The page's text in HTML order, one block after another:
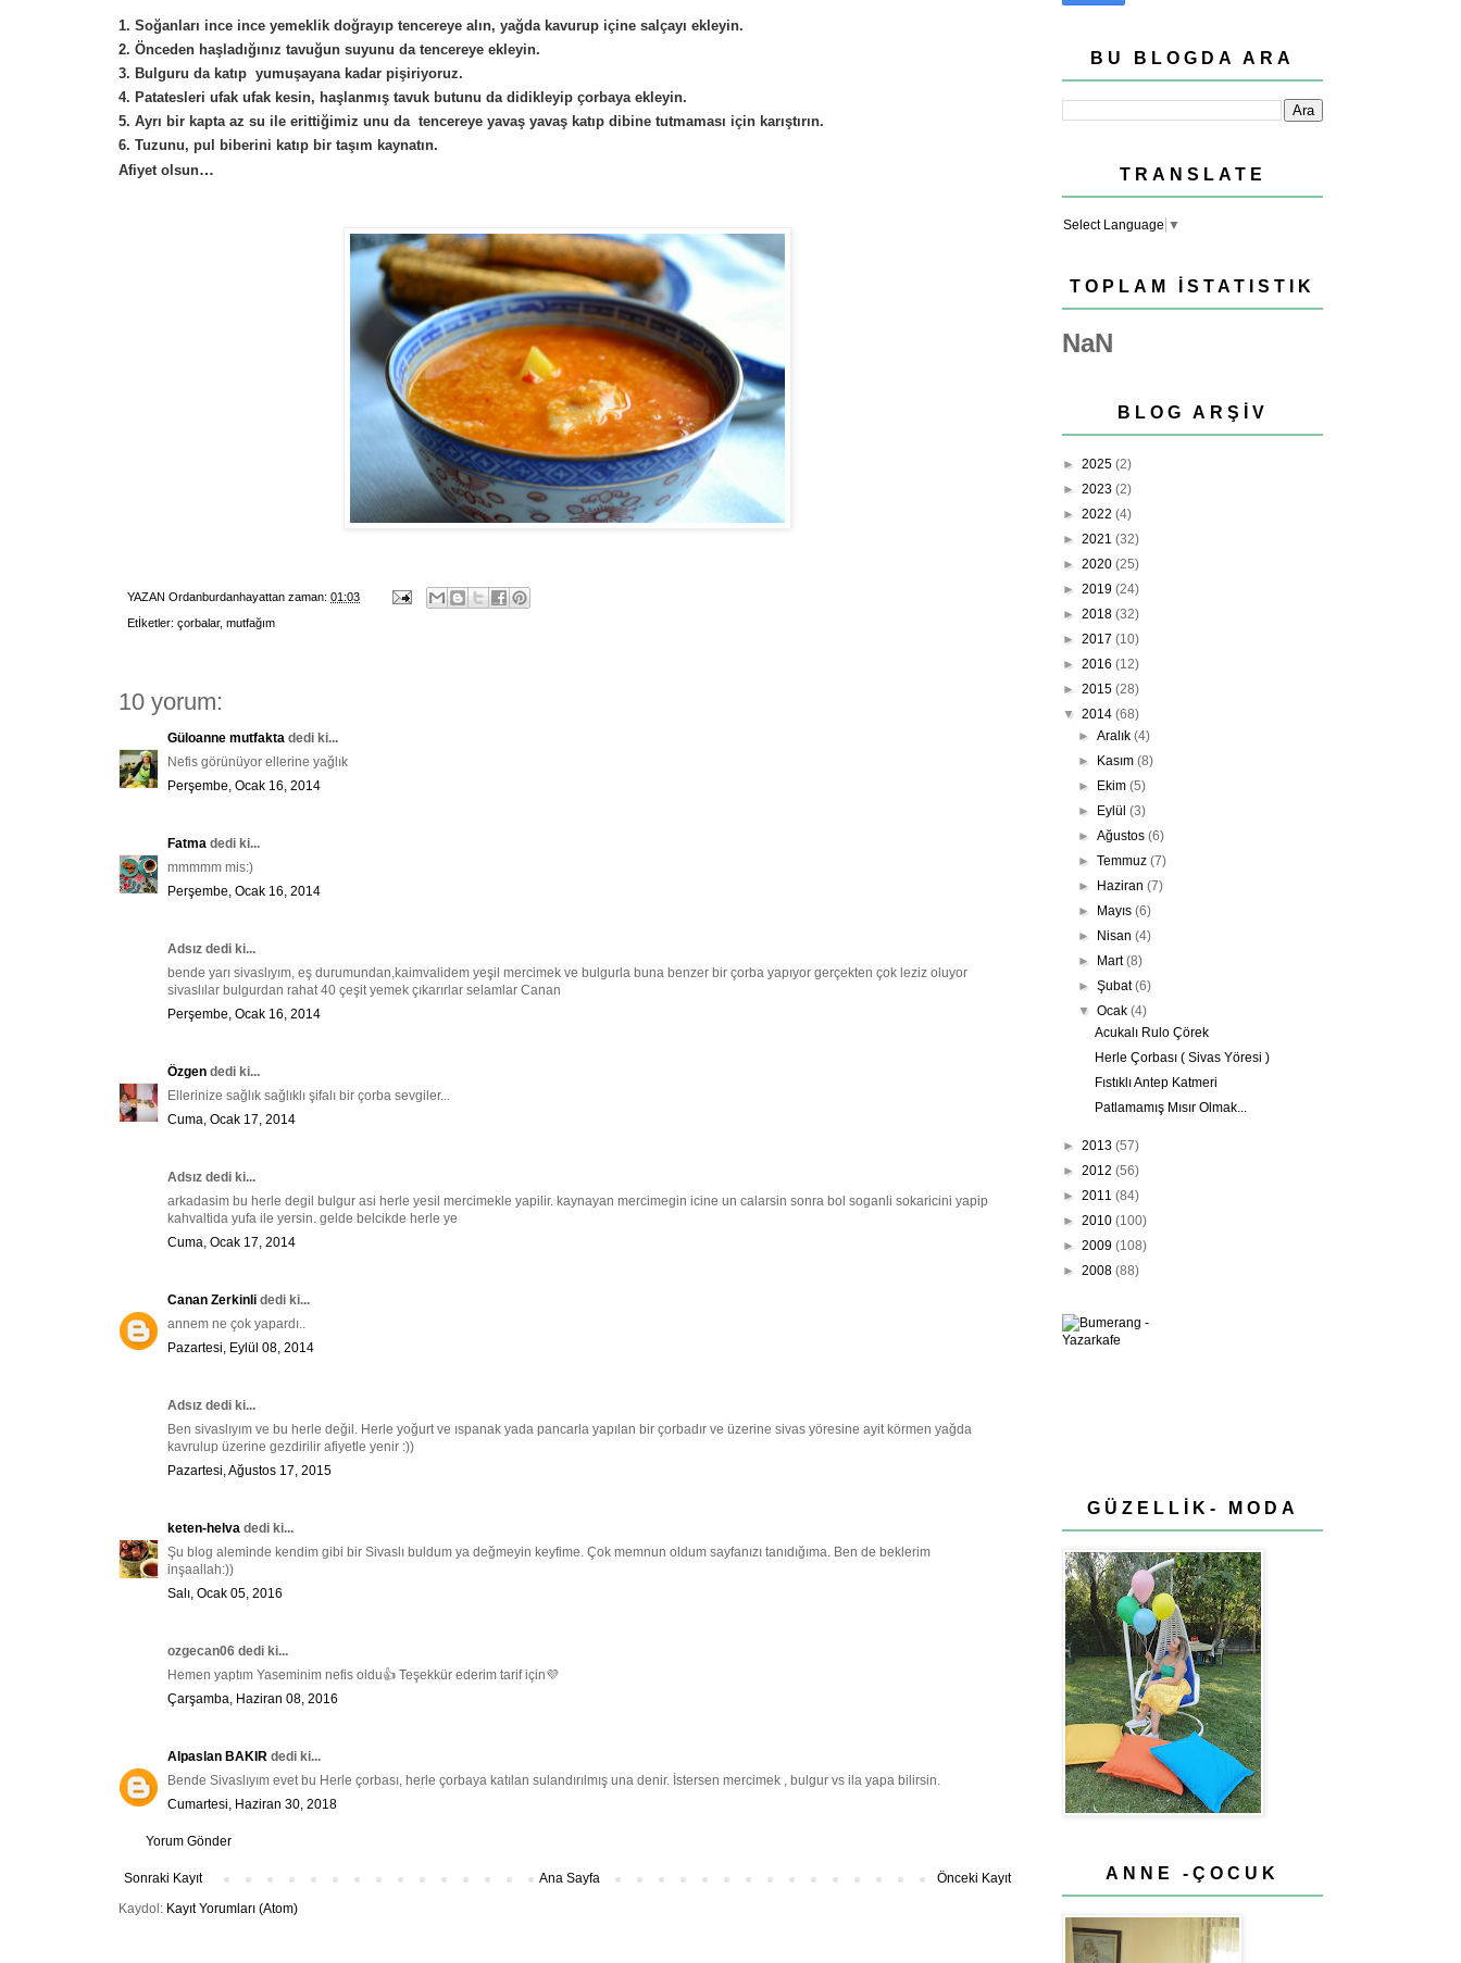
1. Soğanları ince ince yemeklik doğrayıp tencereye alın, yağda kavurup içine salçayı ekleyin.
2. Önceden haşladığınız tavuğun suyunu da tencereye ekleyin.
3. Bulguru da katıp yumuşayana kadar pişiriyoruz.
4. Patatesleri ufak ufak kesin, haşlanmış tavuk butunu da didikleyip çorbaya ekleyin.
5. Ayrı bir kapta az su ile erittiğimiz unu da tencereye yavaş yavaş katıp dibine tutmaması için karıştırın.
6. Tuzunu, pul biberini katıp bir taşım kaynatın.
Afiyet olsun…
YAZAN Ordanburdanhayattan zaman: 01:03
Etİketler: çorbalar, mutfağım
10 yorum:
Güloanne mutfakta dedi ki...
Nefis görünüyor ellerine yağlık
Perşembe, Ocak 16, 2014
Fatma dedi ki...
mmmmm mis:)
Perşembe, Ocak 16, 2014
Adsız dedi ki...
bende yarı sivaslıyım, eş durumundan,kaimvalidem yeşil mercimek ve bulgurla buna benzer bir çorba yapıyor gerçekten çok leziz oluyor
sivaslılar bulgurdan rahat 40 çeşit yemek çıkarırlar selamlar Canan
Perşembe, Ocak 16, 2014
Özgen dedi ki...
Ellerinize sağlık sağlıklı şifalı bir çorba sevgiler...
Cuma, Ocak 17, 2014
Adsız dedi ki...
arkadasim bu herle degil bulgur asi herle yesil mercimekle yapilir. kaynayan mercimegin icine un calarsin sonra bol soganli sokaricini yapip
kahvaltida yufa ile yersin. gelde belcikde herle ye
Cuma, Ocak 17, 2014
Canan Zerkinli dedi ki...
annem ne çok yapardı..
Pazartesi, Eylül 08, 2014
Adsız dedi ki...
Ben sivaslıyım ve bu herle değil. Herle yoğurt ve ıspanak yada pancarla yapılan bir çorbadır ve üzerine sivas yöresine ayit körmen yağda
kavrulup üzerine gezdirilir afiyetle yenir :))
Pazartesi, Ağustos 17, 2015
keten-helva dedi ki...
Şu blog aleminde kendim gibi bir Sivaslı buldum ya değmeyin keyfime. Çok memnun oldum sayfanızı tanıdığıma. Ben de beklerim
inşaallah:))
Salı, Ocak 05, 2016
ozgecan06 dedi ki...
Hemen yaptım Yaseminim nefis oldu👍 Teşekkür ederim tarif için💜
Çarşamba, Haziran 08, 2016
Alpaslan BAKIR dedi ki...
Bende Sivaslıyım evet bu Herle çorbası, herle çorbaya katılan sulandırılmış una denir. İstersen mercimek , bulgur vs ila yapa bilirsin.
Cumartesi, Haziran 30, 2018
Yorum Gönder
Sonraki Kayıt Önceki Kayıt
Ana Sayfa
Kaydol: Kayıt Yorumları (Atom)
BU BLOGDA ARA
TRANSLATE
Select Language ▼
TOPLAM İSTATISTIK
NaN
BLOG ARŞIV
► 2025 (2)
► 2023 (2)
► 2022 (4)
► 2021 (32)
► 2020 (25)
► 2019 (24)
► 2018 (32)
► 2017 (10)
► 2016 (12)
► 2015 (28)
▼ 2014 (68)
►Aralık(4)
► Kasım(8)
► Ekim(5)
► Eylül(3)
►Ağustos(6)
►Temmuz(7)
► Haziran(7)
► Mayıs(6)
► Nisan(4)
► Mart(8)
►Şubat(6)
▼Ocak(4)
Acukalı Rulo Çörek
Herle Çorbası ( Sivas Yöresi )
Fıstıklı Antep Katmeri
Patlamamış Mısır Olmak...
► 2013 (57)
► 2012 (56)
► 2011 (84)
► 2010 (100)
► 2009 (108)
► 2008 (88)
GÜZELLİK- MODA
ANNE -ÇOCUK